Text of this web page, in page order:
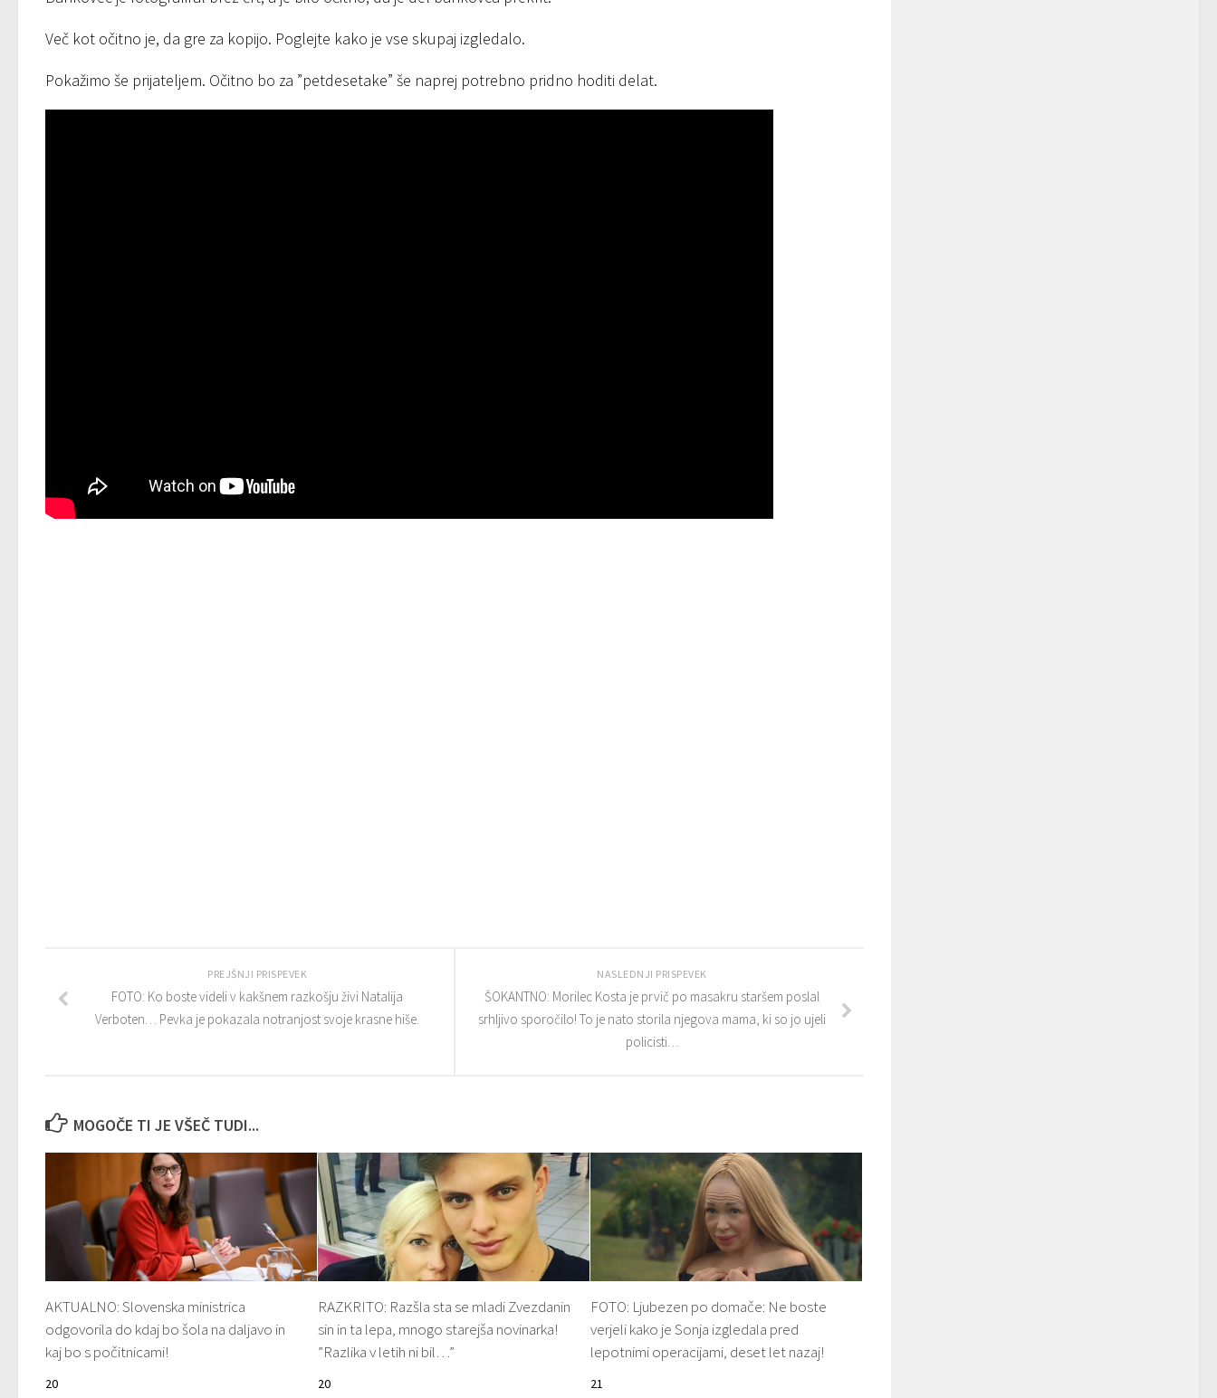
Več kot očitno je, da gre za kopijo. Poglejte kako je vse skupaj izgledalo.
Pokažimo še prijateljem. Očitno bo za ”petdesetake” še naprej potrebno pridno hoditi delat.
NASLEDNJI PRISPEVEK
ŠOKANTNO: Morilec Kosta je prvič po masakru staršem poslal
srhljivo sporočilo! To je nato storila njegova mama, ki so jo ujeli
policisti…
PREJŠNJI PRISPEVEK
FOTO: Ko boste videli v kakšnem razkošju živi Natalija
Verboten… Pevka je pokazala notranjost svoje krasne hiše.
MOGOČE TI JE VŠEČ TUDI...
AKTUALNO: Slovenska ministrica
odgovorila do kdaj bo šola na daljavo in
kaj bo s počitnicami!
20
RAZKRITO: Razšla sta se mladi Zvezdanin
sin in ta lepa, mnogo starejša novinarka!
”Razlika v letih ni bil…”
20
FOTO: Ljubezen po domače: Ne boste
verjeli kako je Sonja izgledala pred
lepotnimi operacijami, deset let nazaj!
21